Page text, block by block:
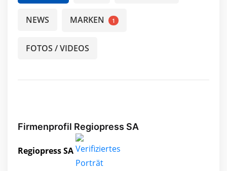
NEWS MARKEN 1
FOTOS / VIDEOS
Firmenprofil Regiopress SA
Regiopress SA